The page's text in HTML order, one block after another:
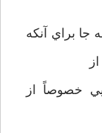
جا براي آنكه
خصوصاً از